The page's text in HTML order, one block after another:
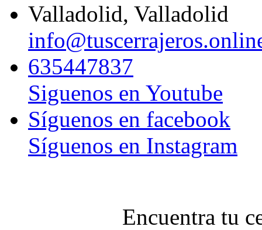
Valladolid, Valladolid
635447837
Siguenos en Youtube
Síguenos en facebook
Síguenos en Instagram
Encuentra tu